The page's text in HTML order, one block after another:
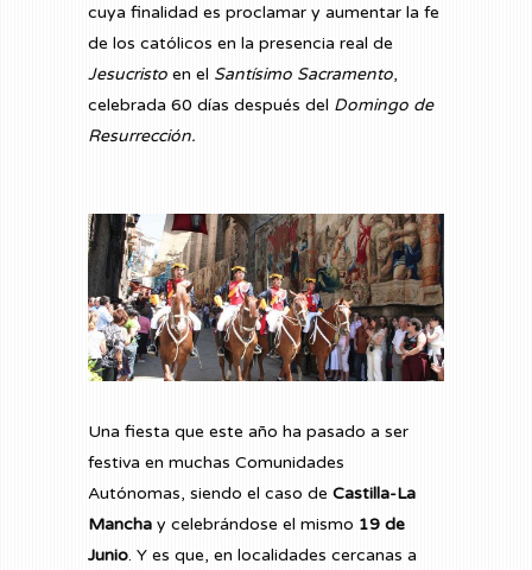
cuya finalidad es proclamar y aumentar la fe
de los católicos en la presencia real de
Jesucristo en el Santísimo Sacramento,
celebrada 60 días después del Domingo de
Resurrección.
Una fiesta que este año ha pasado a ser
festiva en muchas Comunidades
Autónomas, siendo el caso de Castilla-La
Mancha y celebrándose el mismo 19 de
Junio. Y es que, en localidades cercanas a